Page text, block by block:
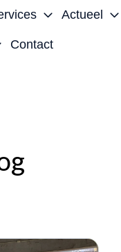
Actueel
Contact